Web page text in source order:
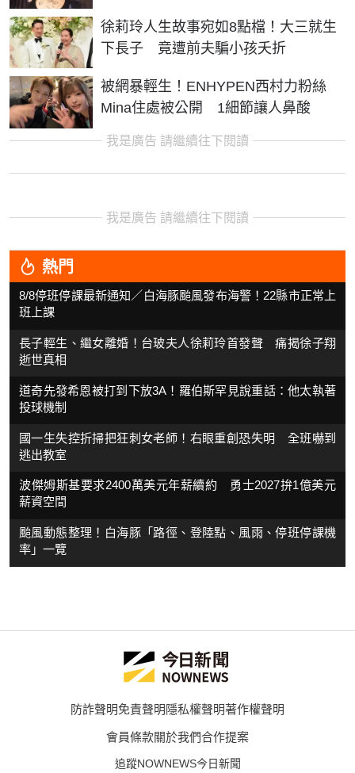
徐莉玲人生故事宛如8點檔！大三就生
下長子 竟遭前夫騙小孩夭折
被網暴輕生！ENHYPEN西村力粉絲
Mina住處被公開 1細節讓人鼻酸
我是廣告 請繼續往下閱讀
我是廣告 請繼續往下閱讀
熱門
8/8停班停課最新通知／白海豚颱風發布海警！22縣市正常上
班上課
長子輕生、繼女離婚！台玻夫人徐莉玲首發聲 痛揭徐子翔
逝世真相
道奇先發希恩被打到下放3A！羅伯斯罕見說重話：他太執著
投球機制
國一生失控折掃把狂刺女老師！右眼重創恐失明 全班嚇到
逃出教室
波傑姆斯基要求2400萬美元年薪續約 勇士2027拚1億美元
薪資空間
颱風動態整理！白海豚「路徑、登陸點、風雨、停班停課機
率」一覽
防詐聲明免責聲明隱私權聲明著作權聲明
會員條款關於我們合作提案
追蹤NOWNEWS今日新聞